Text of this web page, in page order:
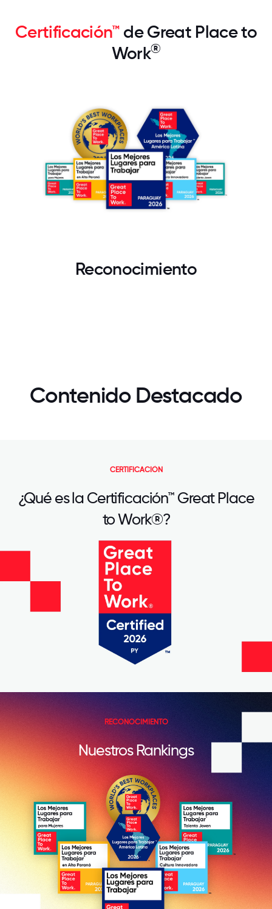
Certificación™ de Great Place to
Work®
Reconocimiento
Contenido Destacado
CERTIFICACIÓN
¿Qué es la Certificación™ Great Place
to Work®?
RECONOCIMIENTO
Nuestros Rankings